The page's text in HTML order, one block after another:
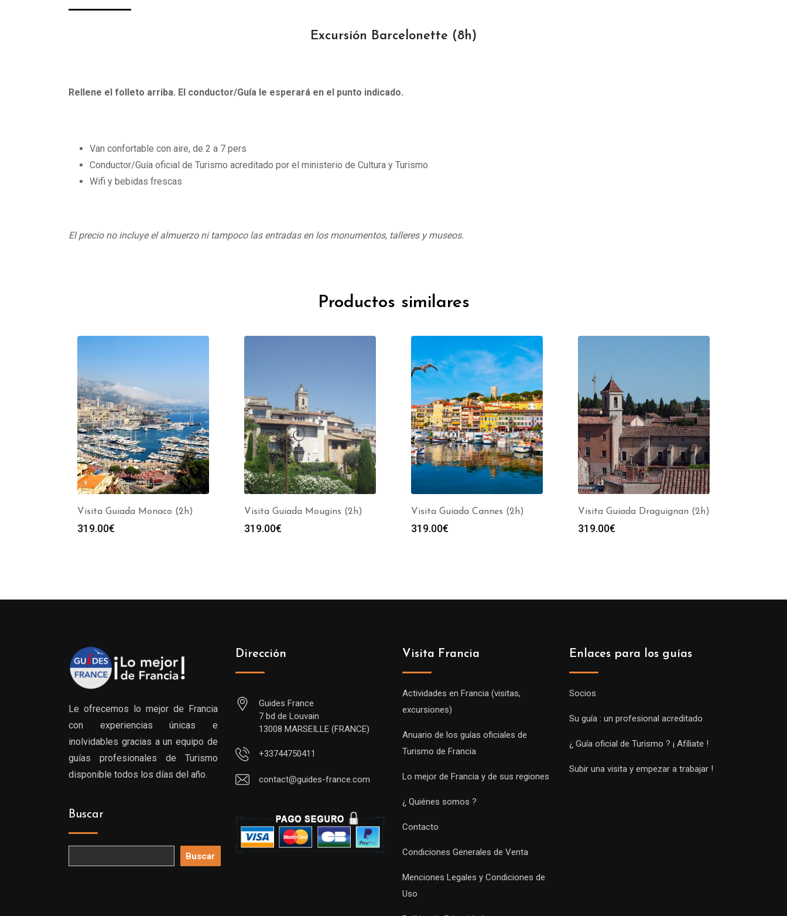
Excursión Barcelonette (8h)
Rellene el folleto arriba. El conductor/Guía le esperará en el punto indicado.
Van confortable con aire, de 2 a 7 pers
Conductor/Guía oficial de Turismo acreditado por el ministerio de Cultura y Turismo
Wifi y bebidas frescas
El precio no incluye el almuerzo ni tampoco las entradas en los monumentos, talleres y museos.
Productos similares
Visita Guiada Monaco (2h)
319.00€
Visita Guiada Mougins (2h)
319.00€
Visita Guiada Cannes (2h)
319.00€
Visita Guiada Draguignan (2h)
319.00€
Le ofrecemos lo mejor de Francia
con experiencias únicas e
inolvidables gracias a un equipo de
guías profesionales de Turismo
disponible todos los días del año.
Buscar
Buscar
Dirección
Guides France
7 bd de Louvain
13008 MARSEILLE (FRANCE)
+33744750411
contact@guides-france.com
Visita Francia
Actividades en Francia (visitas,
excursiones)
Anuario de los guías oficiales de
Turismo de Francia
Lo mejor de Francia y de sus regiones
¿ Quiénes somos ?
Contacto
Condiciones Generales de Venta
Menciones Legales y Condiciones de
Uso
Enlaces para los guías
Socios
Su guía : un profesional acreditado
¿ Guía oficial de Turismo ? ¡ Afíliate !
Subir una visita y empezar a trabajar !